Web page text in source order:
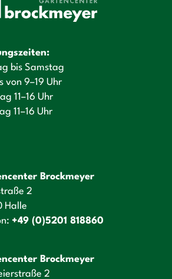
bis Samstag
von 9–19 Uhr
11–16 Uhr
11–16 Uhr
Brockmeyer
2
Halle
+49 (0)5201 818860
Brockmeyer
2